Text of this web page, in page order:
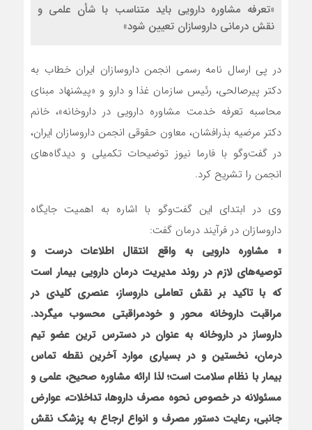
«تعرفه مشاوره دارویی باید متناسب با شأن علمی و
نقش درمانی داروسازان تعیین شود»
در پی ارسال نامه رسمی انجمن داروسازان ایران خطاب به
دکتر پیرصالحی، رئیس سازمان غذا و دارو و «پیشنهاد مبنای
محاسبه تعرفه خدمت مشاوره دارویی در داروخانه»، خانم
دکتر مرضیه بذرافشان، معاون حقوقی انجمن داروسازان ایران،
در گفت‌وگو با فارما نیوز توضیحات تکمیلی و دیدگاه‌های
انجمن را تشریح کرد.
وی در ابتدای این گفت‌وگو با اشاره به اهمیت جایگاه
داروسازان در فرآیند درمان گفت:
« مشاوره دارویی به واقع انتقال اطلاعات درست و
توصیه‌های لازم در روند مدیریت درمان دارویی ‌بیمار است
که با تاکید بر نقش تعاملی داروساز، عنصری کلیدی در
مراقبت داروخانه محور و خودمراقبتی محسوب میگردد.
داروساز در داروخانه به عنوان در دسترس ترین عضو تیم
درمان، نخستین و در بسیاری موارد آخرین نقطه تماس
بیمار با نظام سلامت است؛ لذا ارائه مشاوره صحیح، علمی و
مسئولانه در خصوص نحوه مصرف داروها، تداخلات، عوارض
جانبی، رعایت دستور مصرف و انواع ارجاع به پزشک نقش